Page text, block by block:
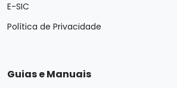
E-SIC
Política de Privacidade
Guias e Manuais